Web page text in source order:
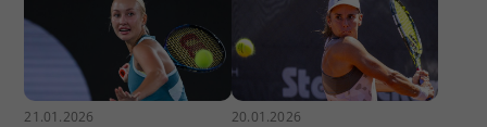
21.01.2026 20.01.2026